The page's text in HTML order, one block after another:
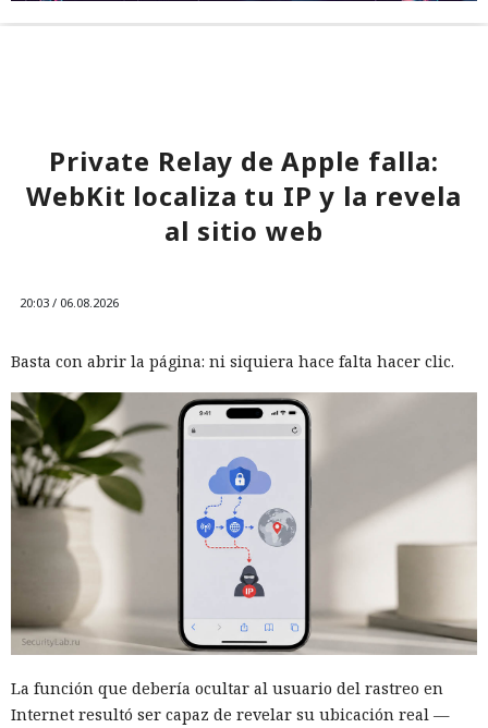
Private Relay de Apple falla:
WebKit localiza tu IP y la revela
al sitio web
20:03 / 06.08.2026
Basta con abrir la página: ni siquiera hace falta hacer clic.
La función que debería ocultar al usuario del rastreo en
Internet resultó ser capaz de revelar su ubicación real —